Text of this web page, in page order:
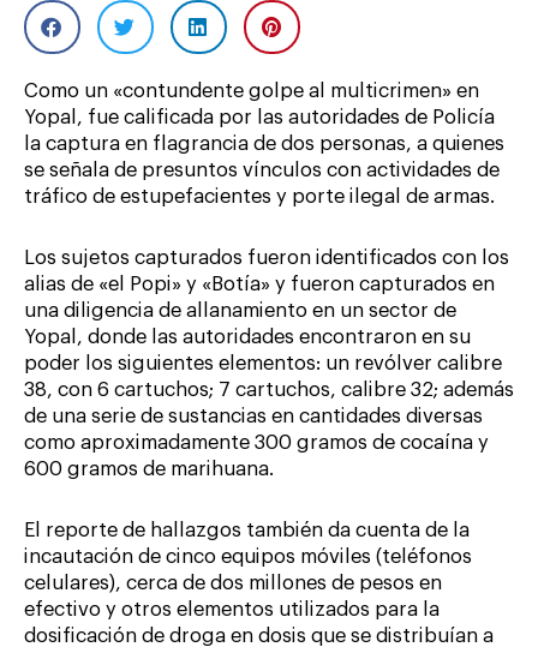
Como un «contundente golpe al multicrimen» en
Yopal, fue calificada por las autoridades de Policía
la captura en flagrancia de dos personas, a quienes
se señala de presuntos vínculos con actividades de
tráfico de estupefacientes y porte ilegal de armas.
Los sujetos capturados fueron identificados con los
alias de «el Popi» y «Botía» y fueron capturados en
una diligencia de allanamiento en un sector de
Yopal, donde las autoridades encontraron en su
poder los siguientes elementos: un revólver calibre
38, con 6 cartuchos; 7 cartuchos, calibre 32; además
de una serie de sustancias en cantidades diversas
como aproximadamente 300 gramos de cocaína y
600 gramos de marihuana.
El reporte de hallazgos también da cuenta de la
incautación de cinco equipos móviles (teléfonos
celulares), cerca de dos millones de pesos en
efectivo y otros elementos utilizados para la
dosificación de droga en dosis que se distribuían a